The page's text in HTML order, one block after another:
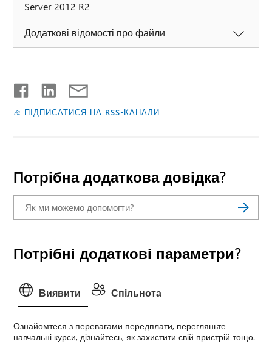
Server 2012 R2
Додаткові відомості про файли
ПІДПИСАТИСЯ НА RSS-КАНАЛИ
Потрібна додаткова довідка?
Потрібні додаткові параметри?
Виявити Спільнота
Ознайомтеся з перевагами передплати, перегляньте
навчальні курси, дізнайтесь, як захистити свій пристрій тощо.